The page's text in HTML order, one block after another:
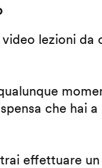
lezioni da
che hai a
effettuare